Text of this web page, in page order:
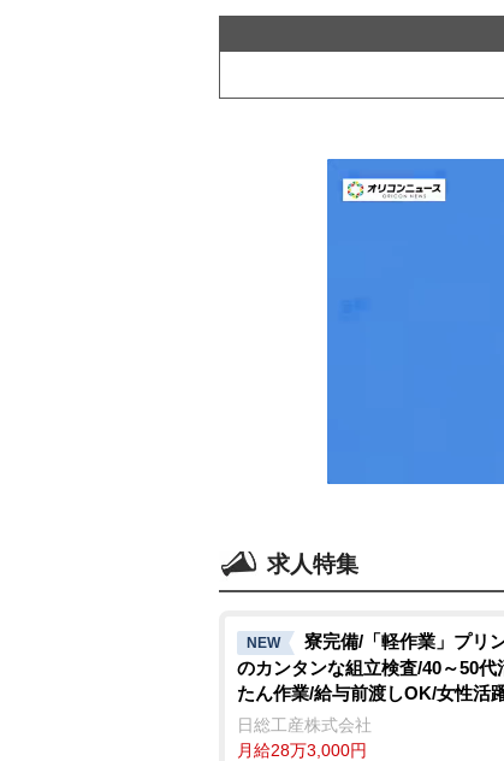
求人特集
NEW
寮完備/「軽作業」プリ
のカンタンな組立検査/40～50代
たん作業/給与前渡しOK/女性活
日総工産株式会社
月給28万3,000円